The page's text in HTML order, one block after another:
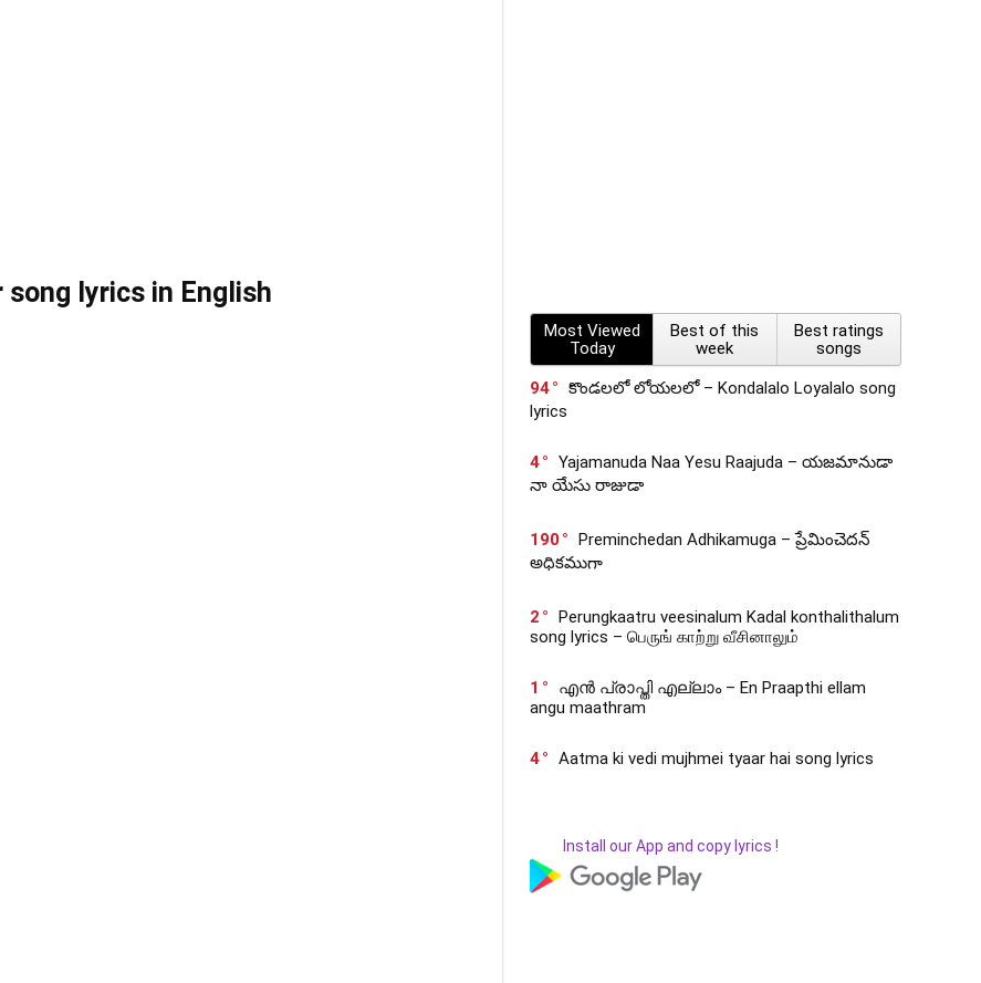
song lyrics in English
Most Viewed
Today
Best of this
week
Best ratings
songs
94
కొండలలో లోయలలో – Kondalalo Loyalalo song
lyrics
4
Yajamanuda Naa Yesu Raajuda – యజమానుడా
నా యేసు రాజుడా
190
Preminchedan Adhikamuga – ప్రేమించెదన్
అధికముగా
2
Perungkaatru veesinalum Kadal konthalithalum
song lyrics – பெருங் காற்று வீசினாலும்
1
എൻ പ്രാപ്തി എല്ലാം – En Praapthi ellam
angu maathram
4 Aatma ki vedi mujhmei tyaar hai song lyrics
Install our App and copy lyrics !